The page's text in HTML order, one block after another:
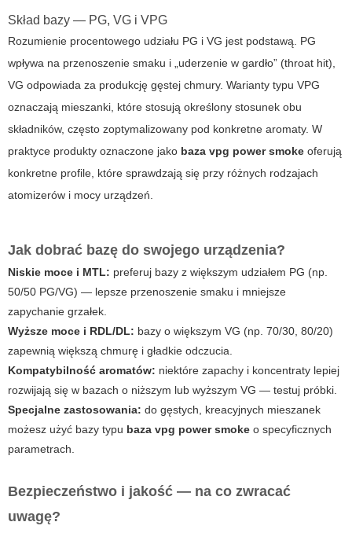
Skład bazy — PG, VG i VPG
Rozumienie procentowego udziału PG i VG jest podstawą. PG
wpływa na przenoszenie smaku i „uderzenie w gardło” (throat hit),
VG odpowiada za produkcję gęstej chmury. Warianty typu VPG
oznaczają mieszanki, które stosują określony stosunek obu
składników, często zoptymalizowany pod konkretne aromaty. W
praktyce produkty oznaczone jako baza vpg power smoke oferują
konkretne profile, które sprawdzają się przy różnych rodzajach
atomizerów i mocy urządzeń.
Jak dobrać bazę do swojego urządzenia?
Niskie moce i MTL: preferuj bazy z większym udziałem PG (np.
50/50 PG/VG) — lepsze przenoszenie smaku i mniejsze
zapychanie grzałek.
Wyższe moce i RDL/DL: bazy o większym VG (np. 70/30, 80/20)
zapewnią większą chmurę i gładkie odczucia.
Kompatybilność aromatów: niektóre zapachy i koncentraty lepiej
rozwijają się w bazach o niższym lub wyższym VG — testuj próbki.
Specjalne zastosowania: do gęstych, kreacyjnych mieszanek
możesz użyć bazy typu baza vpg power smoke o specyficznych
parametrach.
Bezpieczeństwo i jakość — na co zwracać
uwagę?